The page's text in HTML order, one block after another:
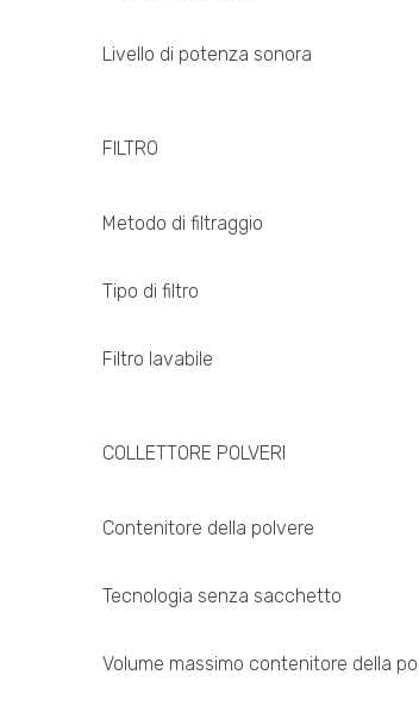
Livello di potenza sonora
FILTRO
Metodo di filtraggio
Tipo di filtro
Filtro lavabile
COLLETTORE POLVERI
Contenitore della polvere
Tecnologia senza sacchetto
Volume massimo contenitore della